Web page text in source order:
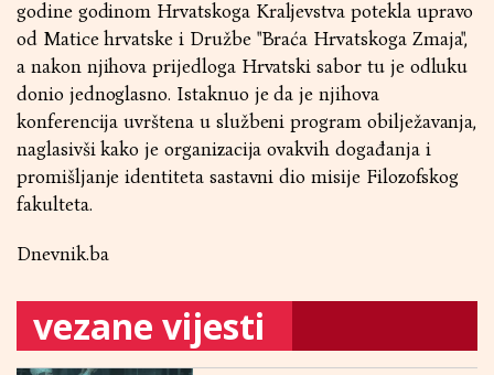
godine godinom Hrvatskoga Kraljevstva potekla upravo
od Matice hrvatske i Družbe "Braća Hrvatskoga Zmaja",
a nakon njihova prijedloga Hrvatski sabor tu je odluku
donio jednoglasno. Istaknuo je da je njihova
konferencija uvrštena u službeni program obilježavanja,
naglasivši kako je organizacija ovakvih događanja i
promišljanje identiteta sastavni dio misije Filozofskog
fakulteta.
Dnevnik.ba
vezane vijesti